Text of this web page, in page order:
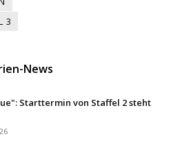
3
News
Starttermin von Staffel 2 steht